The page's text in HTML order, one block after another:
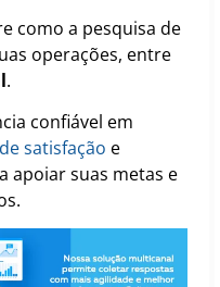
como a pesquisa de
operações, entre
.
confiável em
satisfação e
apoiar suas metas e